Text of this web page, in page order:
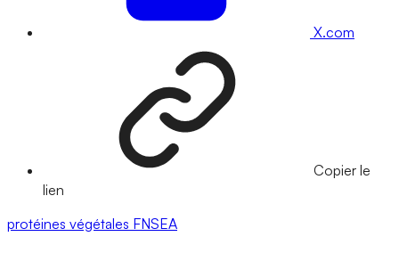
X.com
Copier le
lien
protéines végétales FNSEA